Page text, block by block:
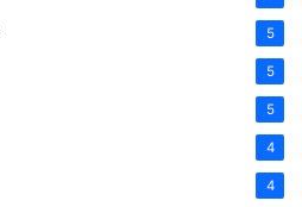
5
5
5
4
4